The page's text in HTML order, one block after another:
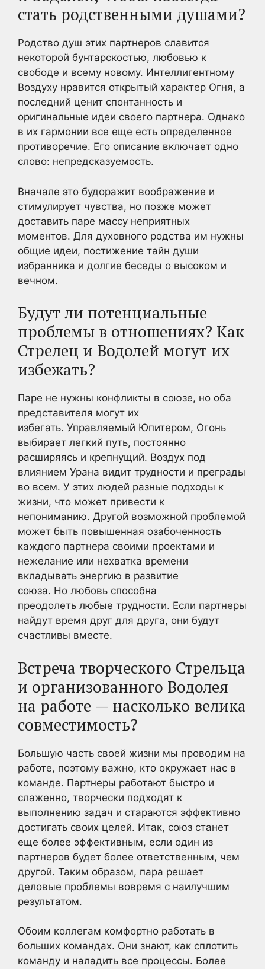
стать родственными душами?
Родство душ этих партнеров славится
некоторой бунтарскостью, любовью к
свободе и всему новому. Интеллигентному
Воздуху нравится открытый характер Огня, а
последний ценит спонтанность и
оригинальные идеи своего партнера. Однако
в их гармонии все еще есть определенное
противоречие. Его описание включает одно
слово: непредсказуемость.
Вначале это будоражит воображение и
стимулирует чувства, но позже может
доставить паре массу неприятных
моментов. Для духовного родства им нужны
общие идеи, постижение тайн души
избранника и долгие беседы о высоком и
вечном.
Будут ли потенциальные
проблемы в отношениях? Как
Стрелец и Водолей могут их
избежать?
Паре не нужны конфликты в союзе, но оба
представителя могут их
избегать. Управляемый Юпитером, Огонь
выбирает легкий путь, постоянно
расширяясь и крепнущий. Воздух под
влиянием Урана видит трудности и преграды
во всем. У этих людей разные подходы к
жизни, что может привести к
непониманию. Другой возможной проблемой
может быть повышенная озабоченность
каждого партнера своими проектами и
нежелание или нехватка времени
вкладывать энергию в развитие
союза. Но любовь способна
преодолеть любые трудности. Если партнеры
найдут время друг для друга, они будут
счастливы вместе.
Встреча творческого Стрельца
и организованного Водолея
на работе — насколько велика
совместимость?
Большую часть своей жизни мы проводим на
работе, поэтому важно, кто окружает нас в
команде. Партнеры работают быстро и
слаженно, творчески подходят к
выполнению задач и стараются эффективно
достигать своих целей. Итак, союз станет
еще более эффективным, если один из
партнеров будет более ответственным, чем
другой. Таким образом, пара решает
деловые проблемы вовремя с наилучшим
результатом.
Обоим коллегам комфортно работать в
больших командах. Они знают, как сплотить
команду и наладить все процессы. Более